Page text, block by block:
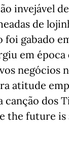
invejável
de
foi gabado
em época
negócios
atitude
canção dos
the future